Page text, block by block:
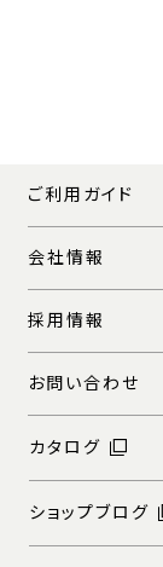
ご利用ガイド
会社情報
採用情報
お問い合わせ
カタログ
ショップブログ